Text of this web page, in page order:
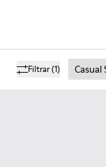
Filtrar(1) Casual